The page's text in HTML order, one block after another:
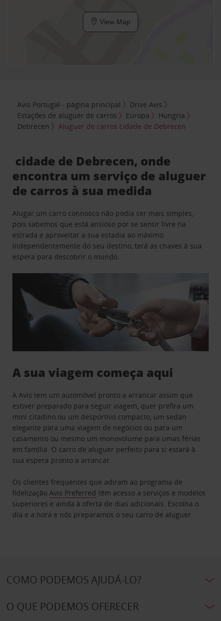
View Map
Avis Portugal - página principal
Drive Avis
Estações de aluguer de carros
Europa
Hungria
Debrecen
Aluguer de carros cidade de Debrecen
cidade de Debrecen, onde
encontra um serviço de aluguer
de carros à sua medida
Alugar um carro connosco não podia ser mais simples,
pois sabemos que está ansioso por se sentir livre na
estrada e aproveitar a sua estadia ao máximo.
Independentemente do seu destino, terá as chaves à sua
espera para descobrir o mundo.
A sua viagem começa aqui
A Avis tem um automóvel pronto a arrancar assim que
estiver preparado para seguir viagem, quer prefira um
mini citadino ou um desportivo compacto, um sedan
elegante para uma viagem de negócios ou para um
casamento ou mesmo um monovolume para umas férias
em família. O carro de aluguer perfeito para si estará à
sua espera pronto a arrancar.
Os clientes frequentes que adiram ao programa de
fidelizaçãoAvis Preferred têm acesso a serviços e modelos
superiores e ainda à oferta de dias adicionais. Escolha o
dia e a hora e nós preparamos o seu carro de aluguer.
COMO PODEMOS AJUDÁ-LO?
O QUE PODEMOS OFERECER